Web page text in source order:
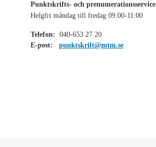
Punktskrifts- och prenumerationsservice
Helgfri måndag till fredag 09:00-11:00
Telefon: 040-653 27 20
E-post:
punktskrift@mtm.se